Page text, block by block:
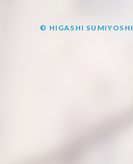
© HIGASHI